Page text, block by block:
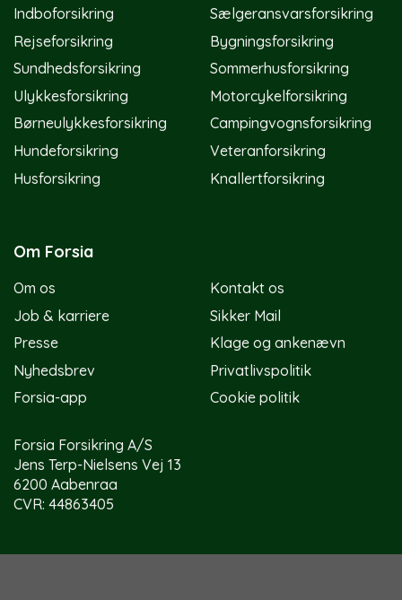
Indboforsikring
Rejseforsikring
Sundhedsforsikring
Ulykkesforsikring
Børneulykkesforsikring
Hundeforsikring
Husforsikring
Sælgeransvarsforsikring
Bygningsforsikring
Sommerhusforsikring
Motorcykelforsikring
Campingvognsforsikring
Veteranforsikring
Knallertforsikring
Om Forsia
Om os
Job & karriere
Presse
Nyhedsbrev
Forsia-app
Kontakt os
Sikker Mail
Klage og ankenævn
Privatlivspolitik
Cookie politik
Forsia Forsikring A/S
Jens Terp-Nielsens Vej 13
6200 Aabenraa
CVR: 44863405